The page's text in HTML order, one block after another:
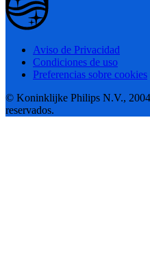
Aviso de Privacidad
Condiciones de uso
Preferencias sobre cookies
© Koninklijke Philips N.V., 2004
reservados.